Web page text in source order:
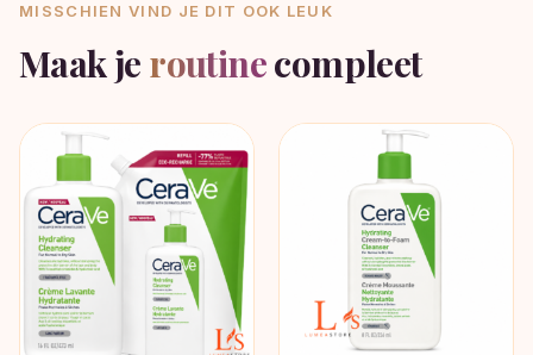
MISSCHIEN VIND JE DIT OOK LEUK
Maak je routinecompleet